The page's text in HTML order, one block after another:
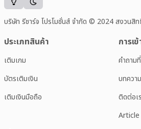
บริษัท รีชาร์จ โปรโมชั่นส์ จำกัด © 2024 สงวนสิ
ประเภทสินค้า
เติมเกม
บัตรเติมเงิน
เติมเงินมือถือ
การเ
คำถาม
บทความ
ติดต่อเ
Article